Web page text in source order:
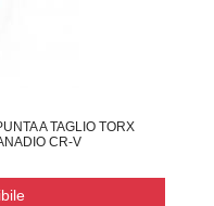
A TAGLIO TORX
CR-V